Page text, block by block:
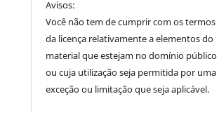
Avisos:
Você não tem de cumprir com os termos
da licença relativamente a elementos do
material que estejam no domínio público
ou cuja utilização seja permitida por uma
exceção ou limitação que seja aplicável.